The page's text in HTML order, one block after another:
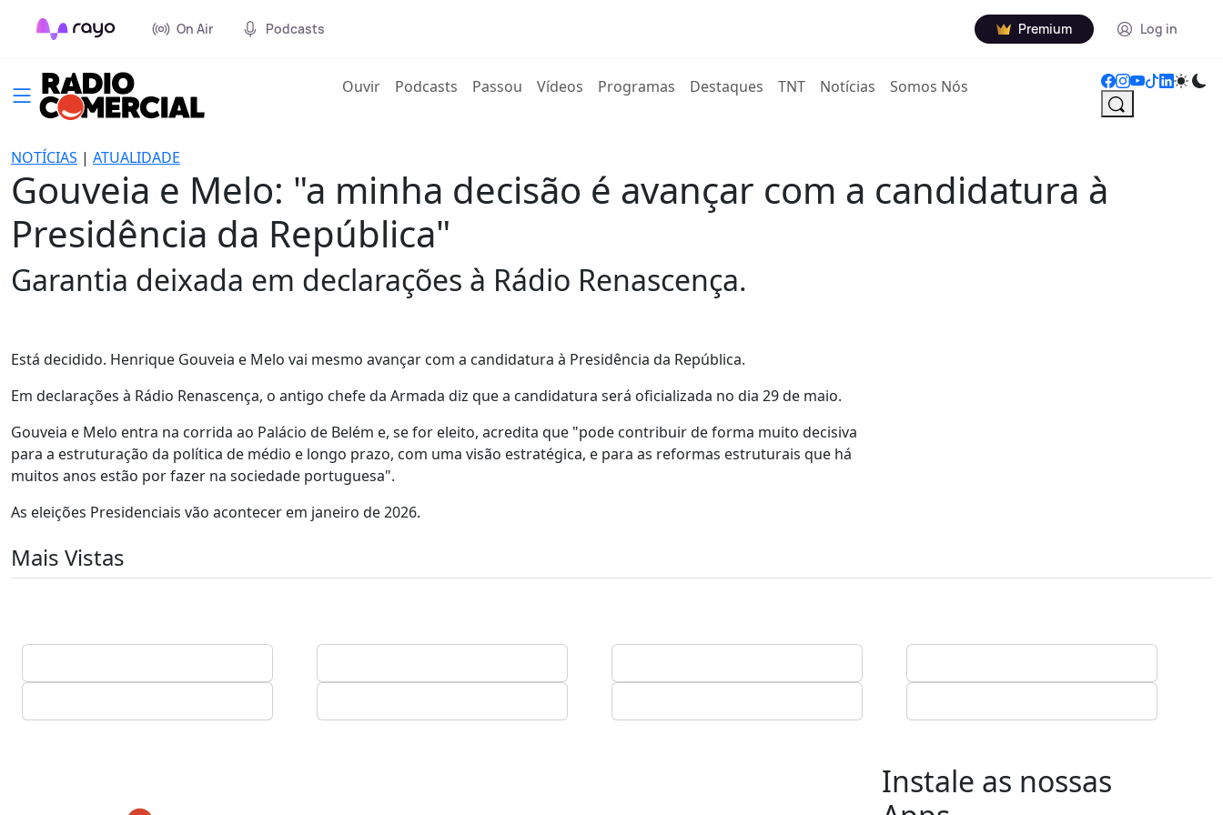
On Air Podcasts Premium Log in
Ouvir(current)
Podcasts Passou Vídeos Programas Destaques TNT Notícias Somos Nós
NOTÍCIAS | ATUALIDADE
Gouveia e Melo: "a minha decisão é avançar com a candidatura à
Presidência da República"
Garantia deixada em declarações à Rádio Renascença.
Está decidido. Henrique Gouveia e Melo vai mesmo avançar com a candidatura à Presidência da República.
Em declarações à Rádio Renascença, o antigo chefe da Armada diz que a candidatura será oficializada no dia 29 de maio.
Gouveia e Melo entra na corrida ao Palácio de Belém e, se for eleito, acredita que "pode contribuir de forma muito decisiva
para a estruturação da política de médio e longo prazo, com uma visão estratégica, e para as reformas estruturais que há
muitos anos estão por fazer na sociedade portuguesa".
As eleições Presidenciais vão acontecer em janeiro de 2026.
Mais Vistas
Instale as nossas